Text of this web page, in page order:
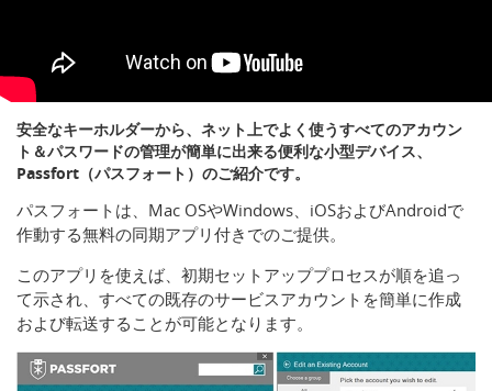
安全なキーホルダーから、ネット上でよく使うすべてのアカウン
ト＆パスワードの管理が簡単に出来る便利な小型デバイス、
Passfort（パスフォート）のご紹介です。
パスフォートは、Mac OSやWindows、iOSおよびAndroidで
作動する無料の同期アプリ付きでのご提供。
このアプリを使えば、初期セットアッププロセスが順を追っ
て示され、すべての既存のサービスアカウントを簡単に作成
および転送することが可能となります。